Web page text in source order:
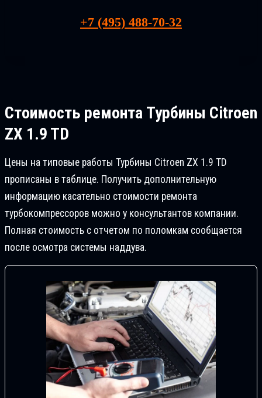
+7 (495) 488-70-32
Стоимость ремонта Турбины Citroen
ZX 1.9 TD
Цены на типовые работы Турбины Citroen ZX 1.9 TD
прописаны в таблице. Получить дополнительную
информацию касательно стоимости ремонта
турбокомпрессоров можно у консультантов компании.
Полная стоимость с отчетом по поломкам сообщается
после осмотра системы наддува.